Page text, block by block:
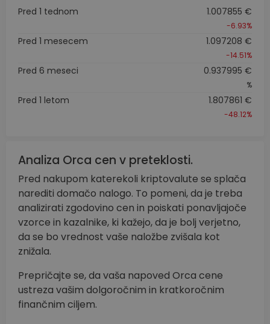
Pred 1 tednom 1.007855 €
-6.93%
Pred 1 mesecem 1.097208 €
-14.51%
Pred 6 meseci 0.937995 €
%
Pred 1 letom 1.807861 €
-48.12%
Analiza Orca cen v preteklosti.
Pred nakupom katerekoli kriptovalute se splača
narediti domačo nalogo. To pomeni, da je treba
analizirati zgodovino cen in poiskati ponavljajoče
vzorce in kazalnike, ki kažejo, da je bolj verjetno,
da se bo vrednost vaše naložbe zvišala kot
znižala.
Prepričajte se, da vaša napoved Orca cene
ustreza vašim dolgoročnim in kratkoročnim
finančnim ciljem.